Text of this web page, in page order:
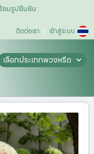
อมรูปยืนยัน :
ติดต่อเรา เข้าสู่ระบบ
เลือกประเภทพวงหรีด